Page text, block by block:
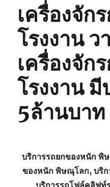
เครื่องจัก
โรงงาน ว
เครื่องจัก
โรงงาน
5ล้านบาท
บริการรถยกของหนัก พิ
ของหนัก พิษณุโลก, บริ